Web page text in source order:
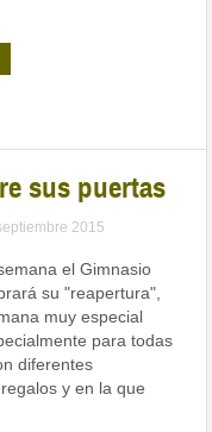
sus puertas
2015
el Gimnasio
su "reapertura",
muy especial
para todas
diferentes
y en la que